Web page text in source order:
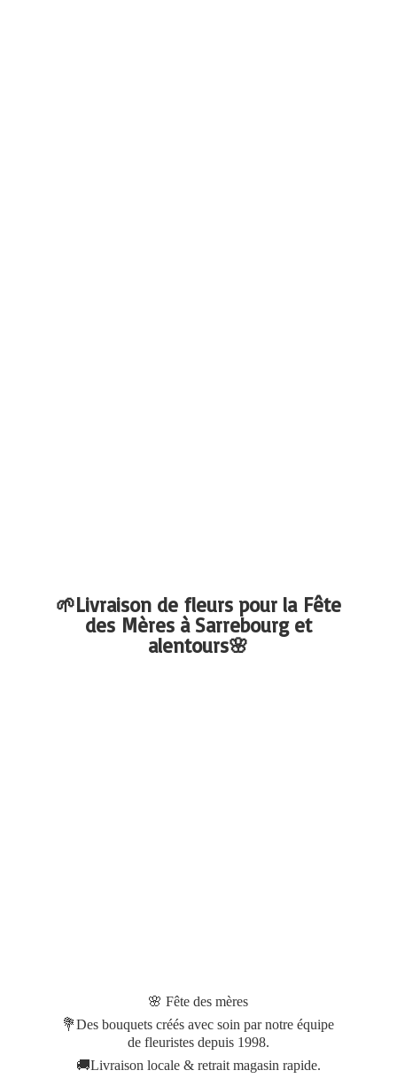
🌱Livraison de fleurs pour la Fête
des Mères à Sarrebourg et
alentours🌸
🌸 Fête des mères
💐Des bouquets créés avec soin par notre équipe
de fleuristes depuis 1998.
🚚Livraison locale & retrait magasin rapide.